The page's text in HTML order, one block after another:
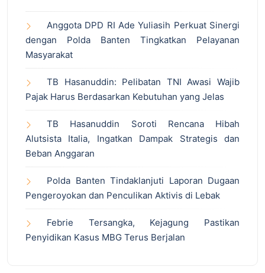
Anggota DPD RI Ade Yuliasih Perkuat Sinergi
dengan Polda Banten Tingkatkan Pelayanan
Masyarakat
TB Hasanuddin: Pelibatan TNI Awasi Wajib
Pajak Harus Berdasarkan Kebutuhan yang Jelas
TB Hasanuddin Soroti Rencana Hibah
Alutsista Italia, Ingatkan Dampak Strategis dan
Beban Anggaran
Polda Banten Tindaklanjuti Laporan Dugaan
Pengeroyokan dan Penculikan Aktivis di Lebak
Febrie Tersangka, Kejagung Pastikan
Penyidikan Kasus MBG Terus Berjalan